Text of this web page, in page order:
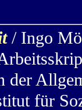
/ Ingo
der
für